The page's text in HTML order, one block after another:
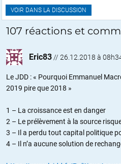
VOIR DANS LA DISCUSSION
107 réactions et
Eric83 // 26.12.2018 à
Le JDD : « Pourquoi Emmanuel
2019 pire que 2018 »
1 – La croissance est en danger
2 – Le prélèvement à la source
3 – Il a perdu tout capital politique
4 – Il n’a aucune solution de